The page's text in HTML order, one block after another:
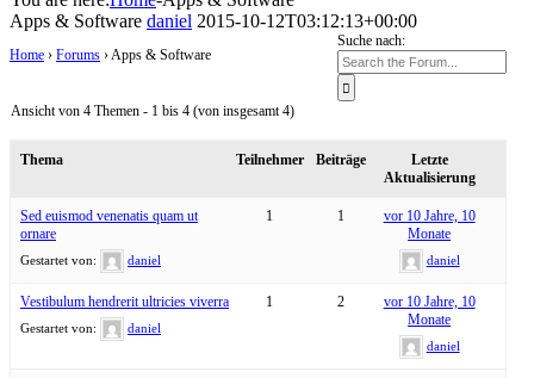
Apps & Software daniel 2015-10-12T03:12:13+00:00
Home › Forums ›Apps & Software
Suche nach:
Ansicht von 4 Themen - 1 bis 4 (von insgesamt 4)
Thema Teilnehmer Beiträge
Letzte
Aktualisierung
Sed euismod venenatis quam ut
ornare
Gestartet von: daniel
1 1
vor 10 Jahre, 10
Monate
daniel
Vestibulum hendrerit ultricies viverra
Gestartet von: daniel
1 2
vor 10 Jahre, 10
Monate
daniel